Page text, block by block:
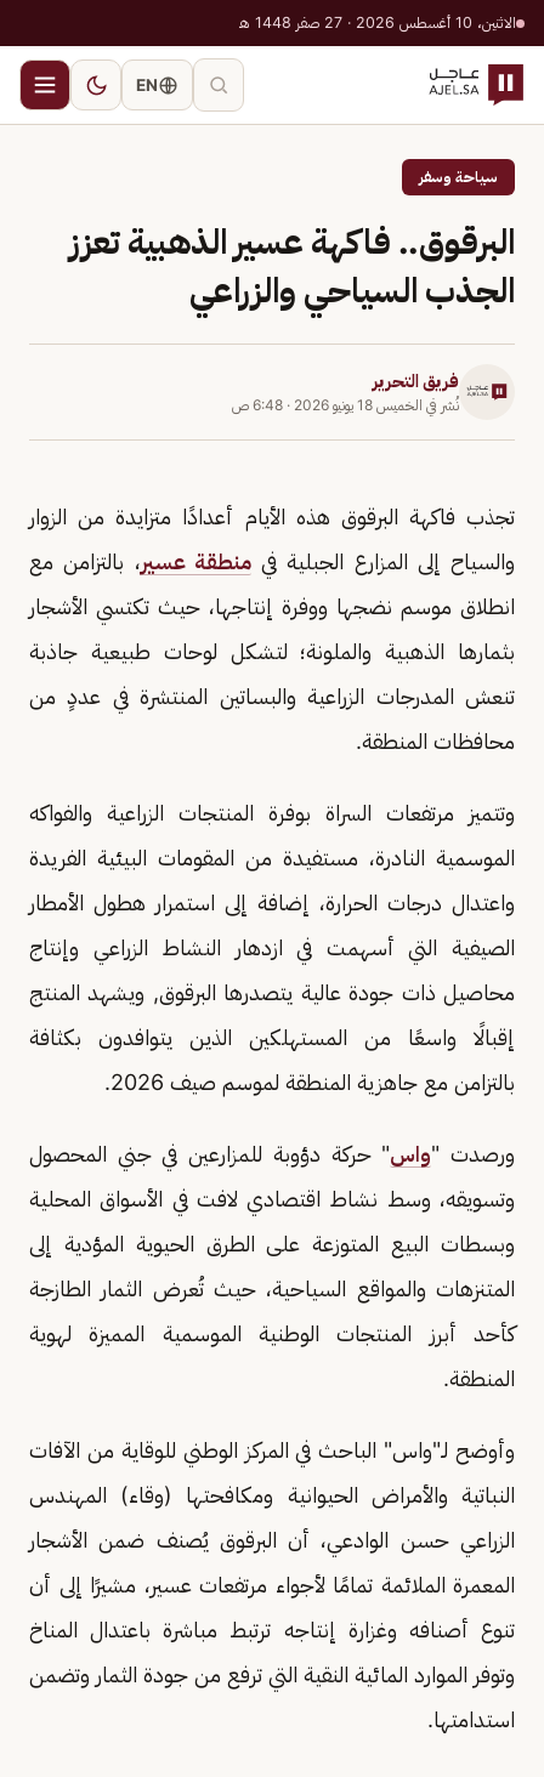
الاثنين، 10 أغسطس 2026 · 27 صفر 1448 هـ
EN
سياحة وسفر
البرقوق.. فاكهة عسير الذهبية تعزز
الجذب السياحي والزراعي
فريق التحرير
نُشر في الخميس 18 يونيو 2026 · 6:48 ص
تجذب فاكهة البرقوق هذه الأيام أعدادًا متزايدة من الزوار
والسياح إلى المزارع الجبلية فيمنطقة عسير، بالتزامن مع
انطلاق موسم نضجها ووفرة إنتاجها، حيث تكتسي الأشجار
بثمارها الذهبية والملونة؛ لتشكل لوحات طبيعية جاذبة
تنعش المدرجات الزراعية والبساتين المنتشرة في عددٍ من
محافظات المنطقة.
وتتميز مرتفعات السراة بوفرة المنتجات الزراعية والفواكه
الموسمية النادرة، مستفيدة من المقومات البيئية الفريدة
واعتدال درجات الحرارة، إضافة إلى استمرار هطول الأمطار
الصيفية التي أسهمت في ازدهار النشاط الزراعي وإنتاج
محاصيل ذات جودة عالية يتصدرها البرقوق, ويشهد المنتج
إقبالًا واسعًا من المستهلكين الذين يتوافدون بكثافة
بالتزامن مع جاهزية المنطقة لموسم صيف 2026.
ورصدت "واس" حركة دؤوبة للمزارعين في جني المحصول
وتسويقه، وسط نشاط اقتصادي لافت في الأسواق المحلية
وبسطات البيع المتوزعة على الطرق الحيوية المؤدية إلى
المتنزهات والمواقع السياحية، حيث تُعرض الثمار الطازجة
كأحد أبرز المنتجات الوطنية الموسمية المميزة لهوية
المنطقة.
وأوضح لـ"واس" الباحث في المركز الوطني للوقاية من الآفات
النباتية والأمراض الحيوانية ومكافحتها (وقاء) المهندس
الزراعي حسن الوادعي، أن البرقوق يُصنف ضمن الأشجار
المعمرة الملائمة تمامًا لأجواء مرتفعات عسير، مشيرًا إلى أن
تنوع أصنافه وغزارة إنتاجه ترتبط مباشرة باعتدال المناخ
وتوفر الموارد المائية النقية التي ترفع من جودة الثمار وتضمن
استدامتها.